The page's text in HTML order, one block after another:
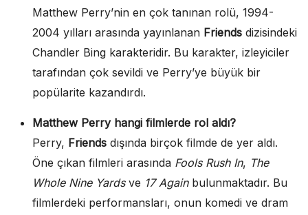
Matthew Perry’nin en çok tanınan rolü, 1994-
2004 yılları arasında yayınlanan Friends dizisindeki
Chandler Bing karakteridir. Bu karakter, izleyiciler
tarafından çok sevildi ve Perry’ye büyük bir
popülarite kazandırdı.
Matthew Perry hangi filmlerde rol aldı?
Perry, Friends dışında birçok filmde de yer aldı.
Öne çıkan filmleri arasında Fools Rush In, The
Whole Nine Yardsve 17 Againbulunmaktadır. Bu
filmlerdeki performansları, onun komedi ve dram